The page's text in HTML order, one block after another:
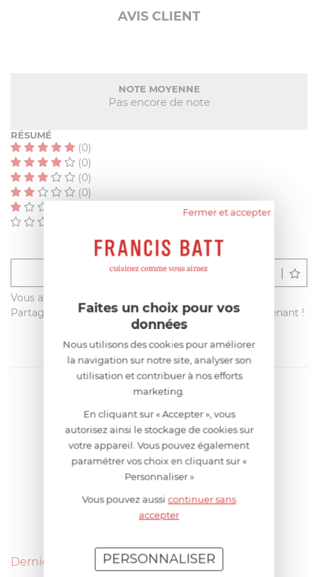
AVIS CLIENT
NOTE MOYENNE
Pas encore de note
RÉSUMÉ
(0)
(0)
(0)
(0)
Déposer un avis
Vous avez acheté ce produit sur francisbatt.com ?
Partagez votre avis avec les autres clients dès maintenant !
Derniers avis produits
Fermer et accepter
Faites un choix pour vos
données
Nous utilisons des cookies pour améliorer
la navigation sur notre site, analyser son
utilisation et contribuer à nos efforts
marketing.
En cliquant sur « Accepter », vous
autorisez ainsi le stockage de cookies sur
votre appareil. Vous pouvez également
paramétrer vos choix en cliquant sur «
Personnaliser »
Vous pouvez aussicontinuer sans
accepter
PERSONNALISER